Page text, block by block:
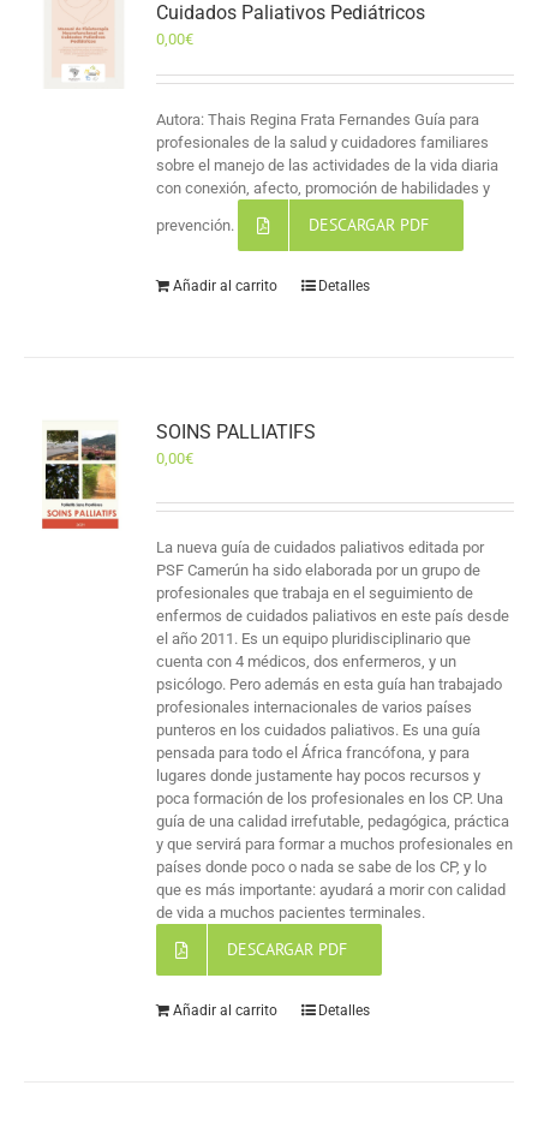
Cuidados Paliativos Pediátricos
0,00€
Autora: Thais Regina Frata Fernandes Guía para
profesionales de la salud y cuidadores familiares
sobre el manejo de las actividades de la vida diaria
con conexión, afecto, promoción de habilidades y
prevención. DESCARGAR PDF
Añadir al carrito Detalles
SOINS PALLIATIFS
0,00€
La nueva guía de cuidados paliativos editada por
PSF Camerún ha sido elaborada por un grupo de
profesionales que trabaja en el seguimiento de
enfermos de cuidados paliativos en este país desde
el año 2011. Es un equipo pluridisciplinario que
cuenta con 4 médicos, dos enfermeros, y un
psicólogo. Pero además en esta guía han trabajado
profesionales internacionales de varios países
punteros en los cuidados paliativos. Es una guía
pensada para todo el África francófona, y para
lugares donde justamente hay pocos recursos y
poca formación de los profesionales en los CP. Una
guía de una calidad irrefutable, pedagógica, práctica
y que servirá para formar a muchos profesionales en
países donde poco o nada se sabe de los CP, y lo
que es más importante: ayudará a morir con calidad
de vida a muchos pacientes terminales.
DESCARGAR PDF
Añadir al carrito Detalles